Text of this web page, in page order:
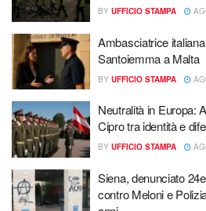
BY UFFICIO STAMPA
Ambasciatrice
Santoiemma a Malta
BY UFFICIO STAMPA
Neutralità in Europa:
Cipro tra identità e
BY UFFICIO STAMPA
Siena, denunciato
contro Meloni e